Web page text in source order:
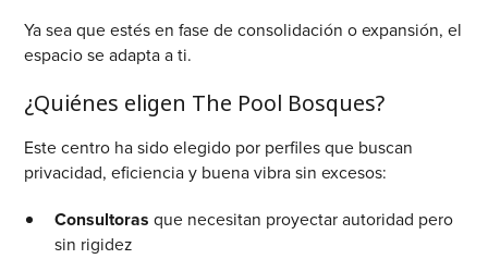
Ya sea que estés en fase de consolidación o expansión, el
espacio se adapta a ti.
¿Quiénes eligen The Pool Bosques?
Este centro ha sido elegido por perfiles que buscan
privacidad, eficiencia y buena vibra sin excesos:
Consultoras que necesitan proyectar autoridad pero
sin rigidez